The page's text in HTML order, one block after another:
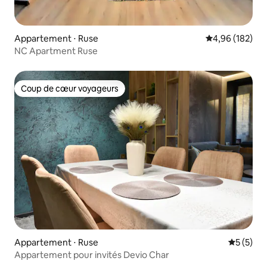
Appartement ⋅ Ruse Évaluation
4,96 (182)
NC Apartment Ruse
Coup de cœur voyageurs
Coup de cœur voyageurs
Appartement ⋅ Ruse
5 (5)
Appartement pour invités Devio Char